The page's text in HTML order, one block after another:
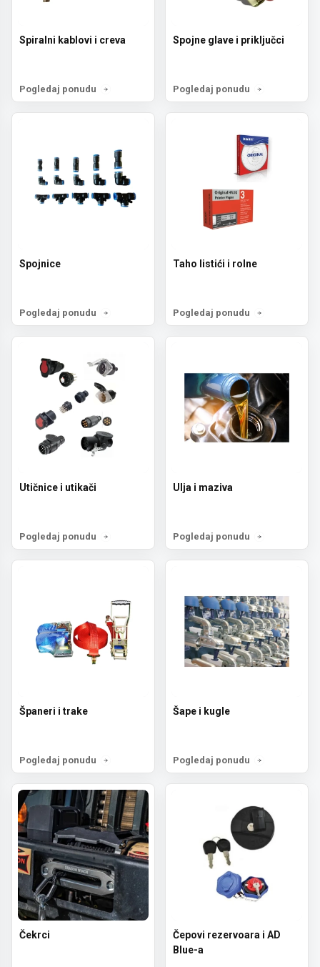
Spiralni kablovi i creva
Pogledaj ponudu
Spojne glave i priključci
Pogledaj ponudu
Spojnice
Pogledaj ponudu
Taho listići i rolne
Pogledaj ponudu
Utičnice i utikači
Pogledaj ponudu
Ulja i maziva
Pogledaj ponudu
Španeri i trake
Pogledaj ponudu
Šape i kugle
Pogledaj ponudu
Čekrci
Čepovi rezervoara i AD
Blue-a